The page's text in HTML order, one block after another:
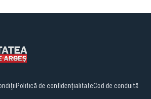
Politică de confidențialitateCod de conduită